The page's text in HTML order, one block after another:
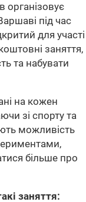
організовує
під час
для участі
заняття,
та набувати
на кожен
зі спорту та
можливість
більше про
заняття: